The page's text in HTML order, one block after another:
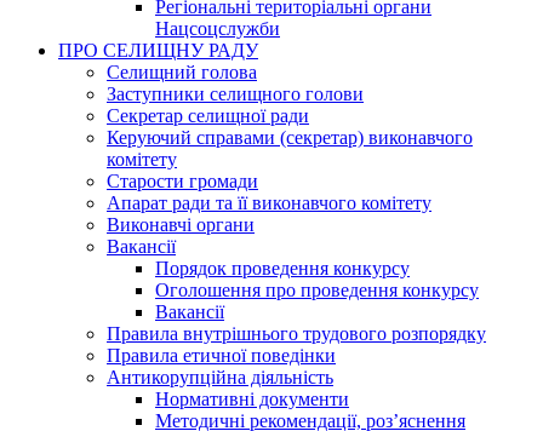
Регіональні територіальні органи
Нацсоцслужби
ПРО СЕЛИЩНУ РАДУ
Селищний голова
Заступники селищного голови
Секретар селищної ради
Керуючий справами (секретар) виконавчого
комітету
Старости громади
Апарат ради та її виконавчого комітету
Виконавчі органи
Вакансії
Порядок проведення конкурсу
Оголошення про проведення конкурсу
Вакансії
Правила внутрішнього трудового розпорядку
Правила етичної поведінки
Антикорупційна діяльність
Нормативні документи
Методичні рекомендації, роз’яснення